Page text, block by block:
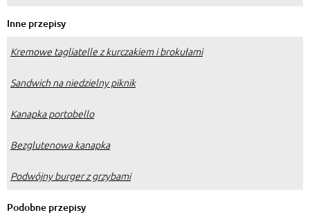
Inne przepisy
Kremowe tagliatelle z kurczakiem i brokułami
Sandwich na niedzielny piknik
Kanapka portobello
Bezglutenowa kanapka
Podwójny burger z grzybami
Podobne przepisy